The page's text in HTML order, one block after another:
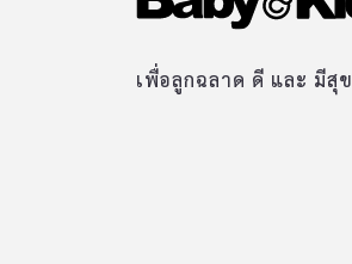
เพื่อลูกฉลาด ดี และ มีสุข